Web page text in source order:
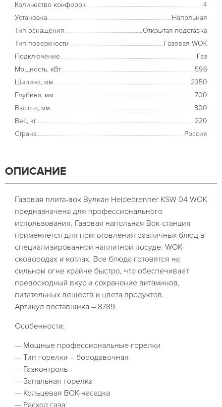
Количество конфорок
4
Установка
Напольная
Тип оснащения
Открытая подставка
Тип поверхности
Газовая WOK
Подключение
Газ
Мощность, кВт
59.6
Ширина, мм
2350
Глубина, мм
700
Высота, мм
800
Вес, кг
220
Страна
Россия
ОПИСАНИЕ
Газовая плита-вок Вулкан Heidebrenner KSW 04 WOK
предназначена для профессионального
использования. Газовая напольная Вок-станция
применяется для приготовления различных блюд в
специализированной наплитной посуде: WOK-
сковородах и котлах. Все блюда готовятся на
сильном огне крайне быстро, что обеспечивает
превосходный вкус и сохранение витаминов,
питательных веществ и цвета продуктов.
Артикул поставщика – 8789.
Особенности:
— Мощные профессиональные горелки
— Тип горелки – бородавочная
— Газконтроль
— Запальная горелка
— Кольцевая ВОК-насадка
— Расход газа: